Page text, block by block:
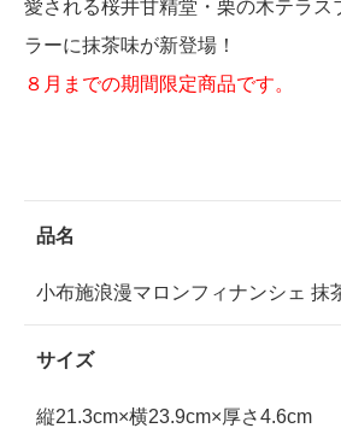
愛される桜井甘精堂・栗の木テラス
ラーに抹茶味が新登場！
８月までの期間限定商品です。
品名
小布施浪漫マロンフィナンシェ 抹
サイズ
縦21.3cm×横23.9cm×厚さ4.6cm